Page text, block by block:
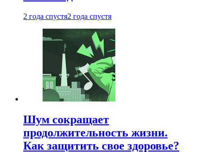
2 года спустя2 года спустя
Шум сокращает
продолжительность жизни.
Как защитить свое здоровье?